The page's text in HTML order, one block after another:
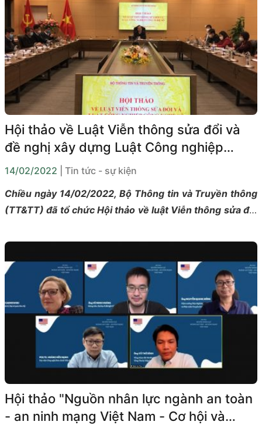
thức hiệu quả trong việc khai thác hiệu quả dữ liệu y tế
Hội thảo về Luật Viễn thông sửa đổi và
đề nghị xây dựng Luật Công nghiệp
công nghệ số
14/02/2022
| Tin tức - sự kiện
Chiều ngày 14/02/2022, Bộ Thông tin và Truyền thông
(TT&TT) đã tổ chức Hội thảo về luật Viễn thông sửa đổi
(CN-CNS). Thứ trưởng Bộ TT&TT Phạm Đức Long đã
chủ trì hội thảo. Tham dự có đại diện các Bộ, Ngành;
các Hiệp hội, Doanh nghiệp và các chuyên gia, các nhà
khoa học trong lĩnh vực Viễn thông, CNTT.
Hội thảo "Nguồn nhân lực ngành an toàn
- an ninh mạng Việt Nam - Cơ hội và